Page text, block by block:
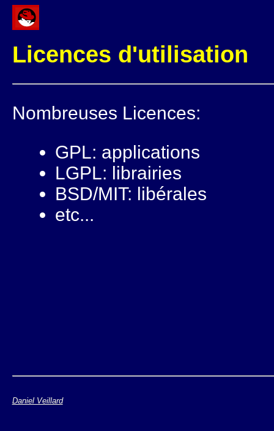
Licences d'utilisation
Nombreuses Licences:
GPL: applications
LGPL: librairies
BSD/MIT: libérales
etc...
Daniel Veillard